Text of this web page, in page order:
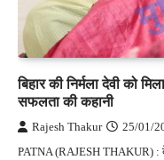
बिहार की निर्मला देवी को
सफलता की कहानी
Rajesh Thakur 25/01/
PATNA (RAJESH THAKUR) :